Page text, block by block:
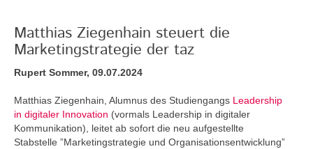
Matthias Ziegenhain steuert die
Marketingstrategie der taz
Rupert Sommer, 09.07.2024
Matthias Ziegenhain, Alumnus des Studiengangs Leadership
in digitaler Innovation (vormals Leadership in digitaler
Kommunikation), leitet ab sofort die neu aufgestellte
Stabstelle ”Marketingstrategie und Organisationsentwicklung”